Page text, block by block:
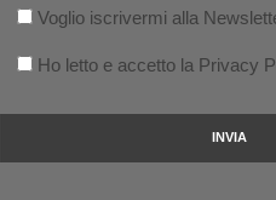
Voglio iscrivermi alla
Ho letto e accetto la Privacy